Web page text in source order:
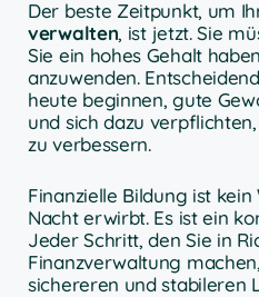
Der beste Zeitpunkt, um
verwalten, ist jetzt. Sie
Sie ein hohes Gehalt
anzuwenden.
heute beginnen, gute
und sich dazu
zu verbessern.
Finanzielle Bildung ist
Nacht erwirbt. Es ist ein
Jeder Schritt, den Sie in
Finanzverwaltung
sichereren und stabileren